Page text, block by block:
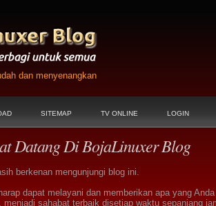
dan menyenangkan
SITEMAP TV ONLINE LOGIN
Datang Di BojaLinuxer Blog
berkenan mengunjungi blog ini.
dapat melayani dan memberikan apa yang Anda
menjadi sahabat terbaik disetiap waktu sepanjang